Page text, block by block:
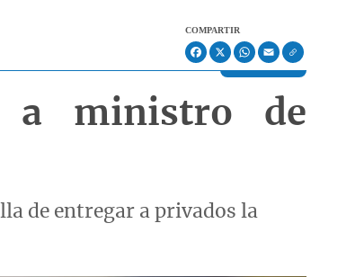
COMPARTIR
Facebook
X WhatsApp
Email
a ministro de
de entregar a privados la